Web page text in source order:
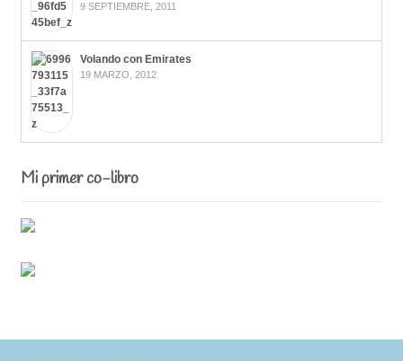
9 SEPTIEMBRE, 2011
Volando con Emirates
19 MARZO, 2012
Mi primer co-libro